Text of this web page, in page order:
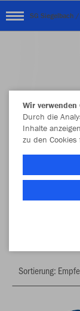
SG Siegelbach
Herzlich
Wir verwenden
Durch die
Inhalte
zu den